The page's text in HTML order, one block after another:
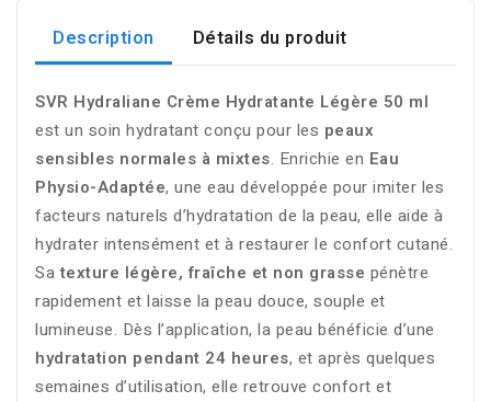
Description Détails du produit
SVR Hydraliane Crème Hydratante Légère 50 ml
est un soin hydratant conçu pour les peaux
sensibles normales à mixtes. Enrichie en Eau
Physio-Adaptée, une eau développée pour imiter les
facteurs naturels d’hydratation de la peau, elle aide à
hydrater intensément et à restaurer le confort cutané.
Satexture légère,fraîche et non grasse pénètre
rapidement et laisse la peau douce, souple et
lumineuse. Dès l’application, la peau bénéficie d’une
hydratation pendant 24 heures, et après quelques
semaines d’utilisation, elle retrouve confort et